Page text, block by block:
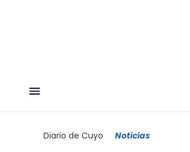
Diario de Cuyo Noticias